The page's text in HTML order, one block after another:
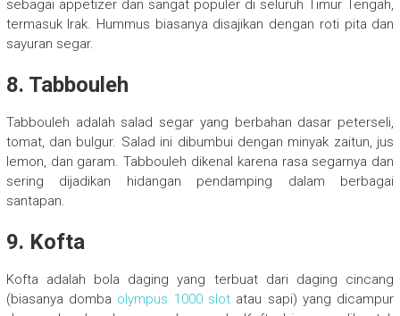
sebagai appetizer dan sangat populer di seluruh Timur Tengah,
termasuk Irak. Hummus biasanya disajikan dengan roti pita dan
sayuran segar.
8. Tabbouleh
Tabbouleh adalah salad segar yang berbahan dasar peterseli,
tomat, dan bulgur. Salad ini dibumbui dengan minyak zaitun, jus
lemon, dan garam. Tabbouleh dikenal karena rasa segarnya dan
sering dijadikan hidangan pendamping dalam berbagai
santapan.
9. Kofta
Kofta adalah bola daging yang terbuat dari daging cincang
(biasanya domba olympus 1000 slot atau sapi) yang dicampur